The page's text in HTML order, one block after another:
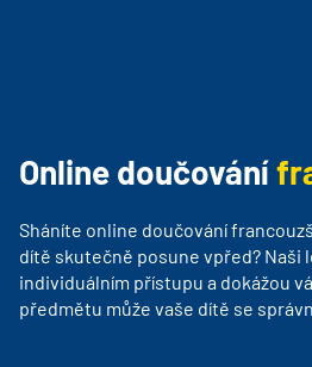
Online doučování
Sháníte online doučování
dítě skutečně posune vpřed? Naši
individuálním přístupu a dokážou
předmětu může vaše dítě se